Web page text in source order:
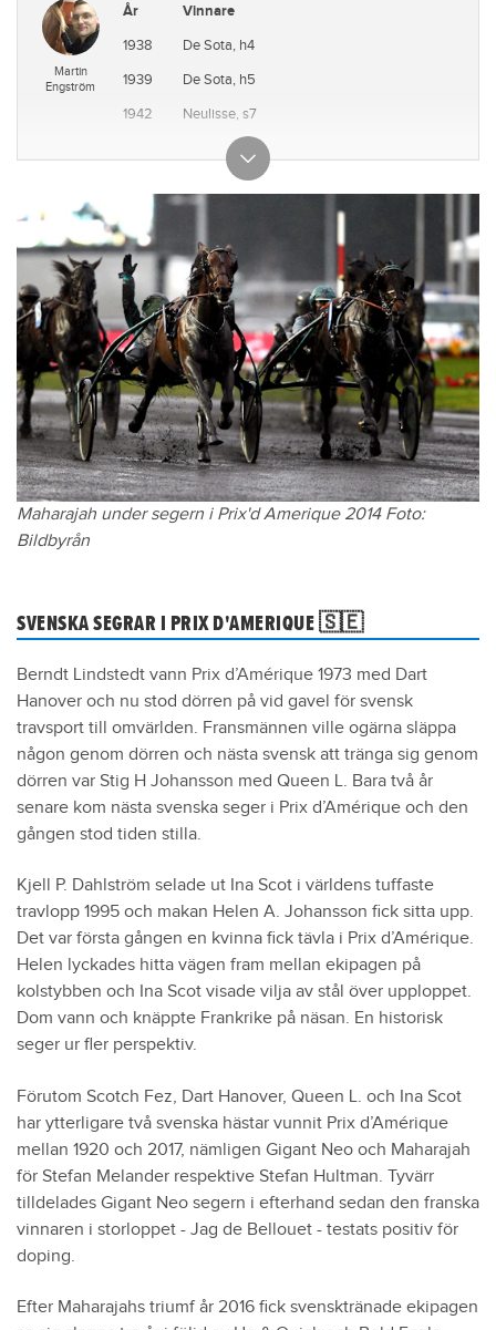
Martin
Engström
År
Vinnare
1938
De Sota, h4
1939
De Sota, h5
1942
Neulisse, s7
Nebuleuse V, s8
Profane, h7
1945
1946
Ovidius Naso, h10
1947
Mistero, h7
1948
Mighty Ned, h6
1949
Venutar, h6
1950
Scotch Fez, h7
1951
Mighty Ned, h9
1952
Cancanniére, s6
1953
Permit, h8
1954
Feu Follett X, h5
1957
Gélinotte, s7
1959
Jamin, h6
1960
Hairos II, h9
1961
Masina, s5
1962
Newstar, s5
1963
Ozo, s5
1965
Ozo, s7
1966
Roquépine, s5
1967
Roquépine, s6
1969
Upsalin, h5
Tidalium Pélo, h8
1972
Tidalium Pélo, h9
1973
Dart Hanover, h8
1974
Delmonica Hanover, s5
1977
Bellino II, h10
Maharajah under segern i Prix'd Amerique 2014 Foto:
Bildbyrån
SVENSKA SEGRAR I PRIX D'AMERIQUE 🇸🇪
Berndt Lindstedt vann Prix d’Amérique 1973 med Dart
Hanover och nu stod dörren på vid gavel för svensk
travsport till omvärlden. Fransmännen ville ogärna släppa
någon genom dörren och nästa svensk att tränga sig genom
dörren var Stig H Johansson med Queen L. Bara två år
senare kom nästa svenska seger i Prix d’Amérique och den
gången stod tiden stilla.
Kjell P. Dahlström selade ut Ina Scot i världens tuffaste
travlopp 1995 och makan Helen A. Johansson fick sitta upp.
Det var första gången en kvinna fick tävla i Prix d’Amérique.
Helen lyckades hitta vägen fram mellan ekipagen på
kolstybben och Ina Scot visade vilja av stål över upploppet.
Dom vann och knäppte Frankrike på näsan. En historisk
seger ur fler perspektiv.
Förutom Scotch Fez, Dart Hanover, Queen L. och Ina Scot
har ytterligare två svenska hästar vunnit Prix d’Amérique
mellan 1920 och 2017, nämligen Gigant Neo och Maharajah
för Stefan Melander respektive Stefan Hultman. Tyvärr
tilldelades Gigant Neo segern i efterhand sedan den franska
vinnaren i storloppet - Jag de Bellouet - testats positiv för
doping.
Efter Maharajahs triumf år 2016 fick svensktränade ekipagen